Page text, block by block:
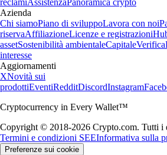
reclamiAssistenza Panoramica crypto
Azienda
Chi siamoPiano di sviluppoLavora con noi
riservaAffiliazioneLicenze e registrazioni
assetSostenibilità ambientaleCapitaleVerifica
interesse
Aggiornamenti
XNovità sui
prodottiEventiRedditDiscordInstagram
Cryptocurrency in Every Wallet™
Copyright © 2018-2026 Crypto.com. Tutti i
Termini e condizioni SEEInformativa sulla
Preferenze sui cookie